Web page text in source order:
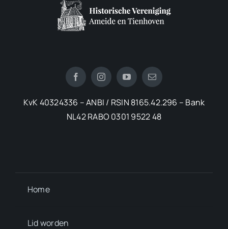
KvK 40324336 – ANBI / RSIN 8165.42.296 – Bank
NL42 RABO 0301 9522 48
Home
Lid worden